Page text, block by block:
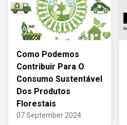
Como Podemos
Contribuir Para O
Consumo Sustentável
Dos Produtos
Florestais
07 September 2024